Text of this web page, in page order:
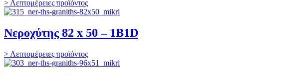
> Λεπτομέρειες προϊόντος
Νεροχύτης 82 x 50 – 1B1D
> Λεπτομέρειες προϊόντος